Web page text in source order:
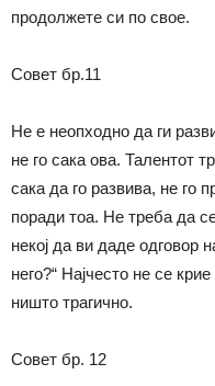
продолжете си по свое.
Совет бр.11
Не е неопходно да ги
не го сака ова. Талентот
сака да го развива, не го
поради тоа. Не треба да
некој да ви даде одговор
него?“ Најчесто не се
ништо трагично.
Совет бр. 12